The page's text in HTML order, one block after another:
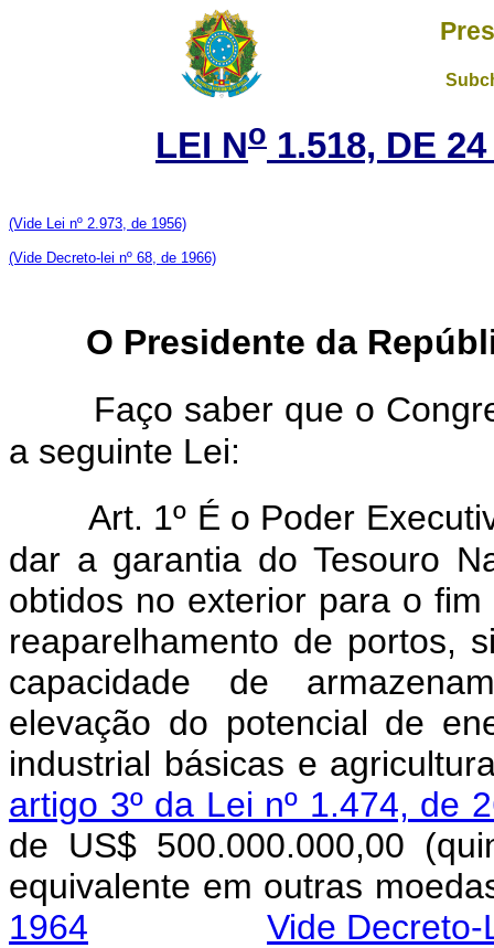
LEI No 1.518, DE
(Vide Lei nº 2.973, de 1956)
(Vide Decreto-lei nº 68, de 1966)
O Presidente da
Faço saber que o
a seguinte Lei:
Art. 1º É o Poder
dar a garantia do Tesouro
obtidos no exterior para o
reaparelhamento de portos,
capacidade de
elevação do potencial de
industrial básicas e
artigo 3º da Lei nº 1.474, de
de US$ 500.000.000,00
equivalente em
1964
Vide Decreto-